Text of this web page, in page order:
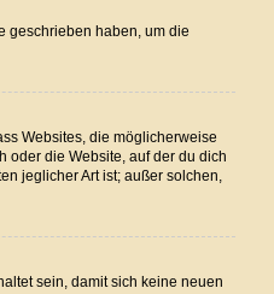
geschrieben haben, um die
Websites, die möglicherweise
oder die Website, auf der du dich
jeglicher Art ist; außer solchen,
sein, damit sich keine neuen